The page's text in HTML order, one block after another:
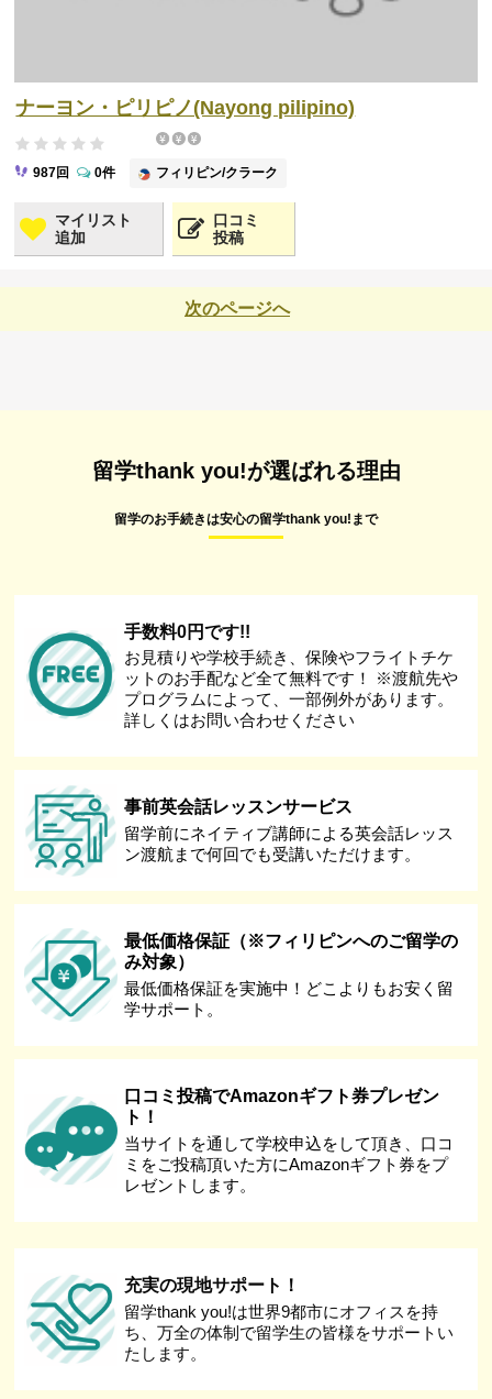
マイリスト
追加
口コミ
投稿
ナーヨン・ピリピノ(Nayong pilipino)
フィリピン/クラーク
987回 0件
次のページへ
留学thank you!が選ばれる理由
留学のお手続きは安心の留学thank you!まで
手数料0円です!!
お見積りや学校手続き、保険やフライトチケ
ットのお手配など全て無料です！ ※渡航先や
プログラムによって、一部例外があります。
詳しくはお問い合わせください
事前英会話レッスンサービス
留学前にネイティブ講師による英会話レッス
ン渡航まで何回でも受講いただけます。
最低価格保証（※フィリピンへのご留学の
み対象）
最低価格保証を実施中！どこよりもお安く留
学サポート。
口コミ投稿でAmazonギフト券プレゼン
ト！
当サイトを通して学校申込をして頂き、口コ
ミをご投稿頂いた方にAmazonギフト券をプ
レゼントします。
充実の現地サポート！
留学thank you!は世界9都市にオフィスを持
ち、万全の体制で留学生の皆様をサポートい
たします。